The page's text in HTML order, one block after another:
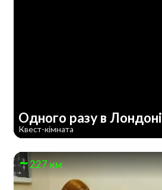
Одного разу в Лондоні
Квест-кімната
227 км